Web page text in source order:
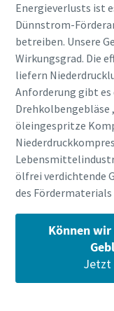
Energieverlusts ist
Dünnstrom-
betreiben. Unsere
Wirkungsgrad. Die
liefern
Anforderung gibt es
Drehkolbengebläse
öleingespritze
ölfrei verdichtende
des
Können wir
Jetzt